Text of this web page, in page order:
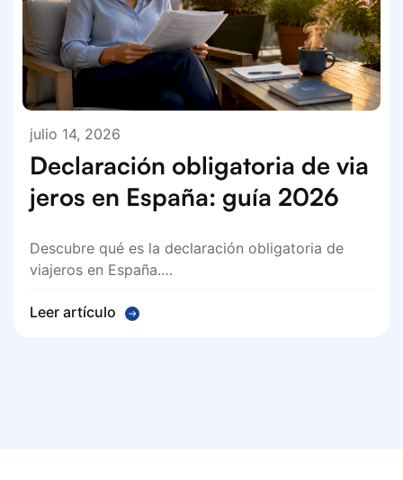
julio 14, 2026
Declaración obligatoria de via
jeros en España: guía 2026
Descubre qué es la declaración obligatoria de
viajeros en España.…
Leer artículo